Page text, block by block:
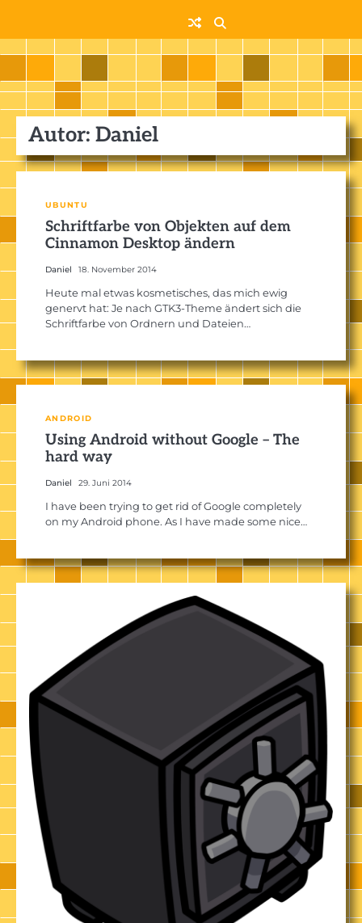
Autor: Daniel
UBUNTU
Schriftfarbe von Objekten auf dem
Cinnamon Desktop ändern
Daniel 18. November 2014
Heute mal etwas kosmetisches, das mich ewig
genervt hat: Je nach GTK3-Theme ändert sich die
Schriftfarbe von Ordnern und Dateien…
ANDROID
Using Android without Google – The
hard way
Daniel 29. Juni 2014
I have been trying to get rid of Google completely
on my Android phone. As I have made some nice…